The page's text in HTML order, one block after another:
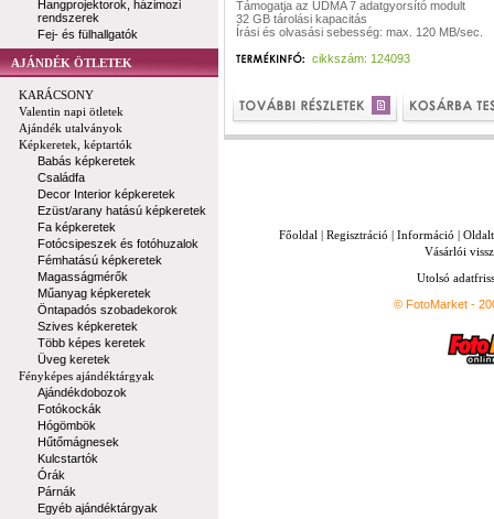
Hangprojektorok, házimozi
rendszerek
Fej- és fülhallgatók
AJÁNDÉK ÖTLETEK
KARÁCSONY
Valentin napi ötletek
Ajándék utalványok
Képkeretek, képtartók
Babás képkeretek
Családfa
Decor Interior képkeretek
Ezüst/arany hatású képkeretek
Fa képkeretek
Fotócsipeszek és fotóhuzalok
Fémhatású képkeretek
Magasságmérők
Műanyag képkeretek
Öntapadós szobadekorok
Szives képkeretek
Több képes keretek
Üveg keretek
Fényképes ajándéktárgyak
Ajándékdobozok
Fotókockák
Hógömbök
Hűtőmágnesek
Kulcstartók
Órák
Párnák
Egyéb ajándéktárgyak
Támogatja az UDMA 7 adatgyorsító modult
32 GB tárolási kapacitás
Írási és olvasási sebesség: max. 120 MB/sec.
cikkszám: 124093
Főoldal | Regisztráció | Információ |
Vásárlói
Utolsó
© FotoMarket -